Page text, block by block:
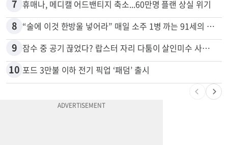
7 휴매나, 메디캘 어드밴티지 축소...60만명 플랜 상실 위기
8 “술에 이것 한방울 넣어라” 매일 소주 1병 까는 91세의 철칙
9 잠수 중 공기 끊었다? 랍스터 자리 다툼이 살인미수 사건으로
10 포드 3만불 이하 전기 픽업 ‘패덤’ 출시